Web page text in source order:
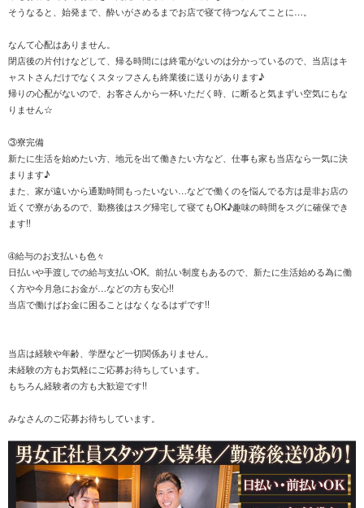
そうなると、始発まで、酔いがさめるまでお店で寝て待つなんてことに…。
なんて心配はありません。
閉店後の片付けなどして、帰る時間には終電がないのは分かっているので、当店はキ
ャストさんだけでなくスタッフさんも終業後に送りがあります♪
帰りの心配がないので、お客さんから一杯いただく時、に断ると気まずい空気にもな
りません☆
③寮完備
新たに生活を始めたい方、地元を出て働きたい方など、仕事も家も当店なら一気に決
まります♪
また、家が遠いから通勤時間もったいない…などで働くのを悩んでる方は是非お店の
近くで寮があるので、勤務後はスグ帰宅して寝てもOK♪趣味の時間をスグに確保でき
ます!!
➃給与のお支払いも色々
日払いや手渡しでの給与支払いOK。前払い制度もあるので、新たに生活始める為に働
く方や今月急にお金が…などの方も安心!!
当店で働けばお金に困ることはなくなるはずです!!
当店は経験や年齢、学歴など一切関係ありません。
未経験の方もお気軽にご応募お待ちしています。
もちろん経験者の方も大歓迎です!!
みなさんのご応募お待ちしています。